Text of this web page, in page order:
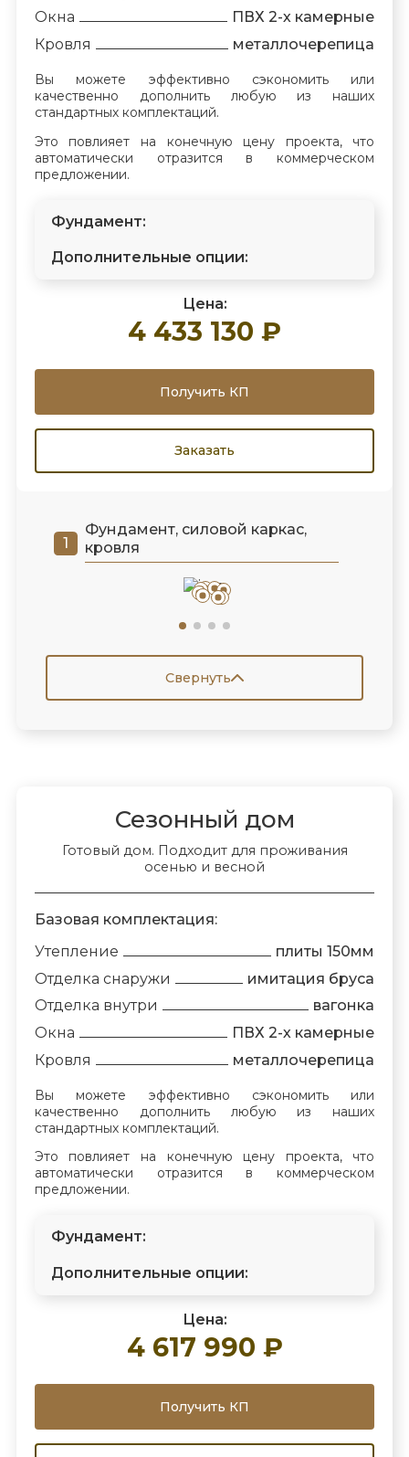
Фундамент, силовой каркас,
кровля
Свернуть
Окна
ПВХ 2-х камерные
Кровля
металлочерепица
Вы можете эффективно сэкономить или
качественно дополнить любую из наших
стандартных комплектаций.
Это повлияет на конечную цену проекта, что
автоматически отразится в коммерческом
предложении.
Фундамент:
Дополнительные опции:
Цена:
4 433 130 ₽
Получить КП
Заказать
Сезонный дом
Готовый дом. Подходит для проживания
осенью и весной
Базовая комплектация:
Утепление
плиты 150мм
Отделка снаружи
имитация бруса
Отделка внутри
вагонка
Окна
ПВХ 2-х камерные
Кровля
металлочерепица
Вы можете эффективно сэкономить или
качественно дополнить любую из наших
стандартных комплектаций.
Это повлияет на конечную цену проекта, что
автоматически отразится в коммерческом
предложении.
Фундамент:
Дополнительные опции:
Цена:
4 617 990 ₽
Получить КП